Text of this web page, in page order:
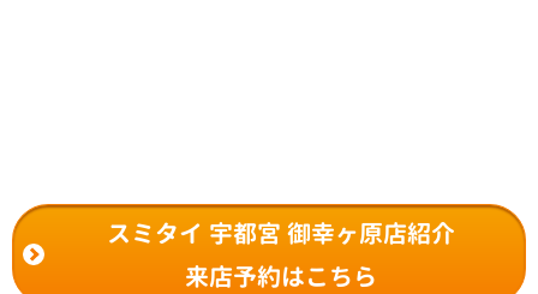
スミタイ 宇都宮 御幸ヶ原店紹介
来店予約はこちら